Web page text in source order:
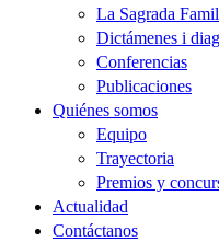
La Sagrada
Dictámenes i
Conferencias
Publicaciones
Quiénes somos
Equipo
Trayectoria
Premios y
Actualidad
Contáctanos